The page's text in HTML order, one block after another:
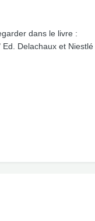
dans le livre :
Delachaux et